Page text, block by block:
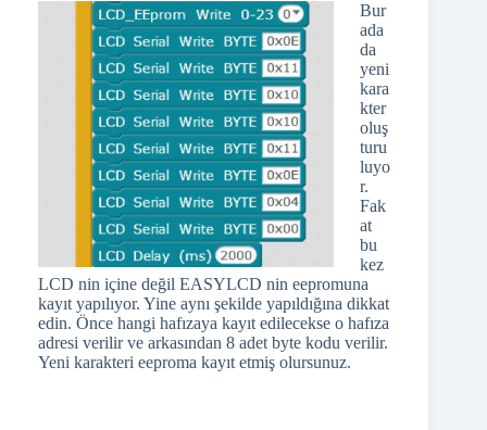
Bur
ada
da
yeni
kara
kter
oluş
turu
luyo
r.
Fak
at
bu
kez
LCD nin içine değil EASYLCD nin eepromuna
kayıt yapılıyor. Yine aynı şekilde yapıldığına dikkat
edin. Önce hangi hafızaya kayıt edilecekse o hafıza
adresi verilir ve arkasından 8 adet byte kodu verilir.
Yeni karakteri eeproma kayıt etmiş olursunuz.